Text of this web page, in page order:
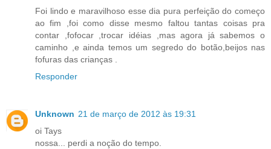
Foi lindo e maravilhoso esse dia pura perfeição do começo
ao fim ,foi como disse mesmo faltou tantas coisas pra
contar ,fofocar ,trocar idéias ,mas agora já sabemos o
caminho ,e ainda temos um segredo do botão,beijos nas
fofuras das crianças .
Responder
Unknown 21 de março de 2012 às 19:31
oi Tays
nossa... perdi a noção do tempo.